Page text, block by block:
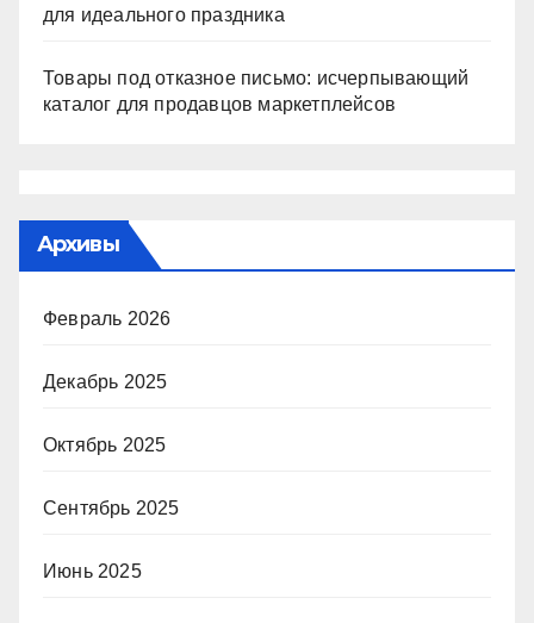
для идеального праздника
Товары под отказное письмо: исчерпывающий
каталог для продавцов маркетплейсов
Архивы
Февраль 2026
Декабрь 2025
Октябрь 2025
Сентябрь 2025
Июнь 2025